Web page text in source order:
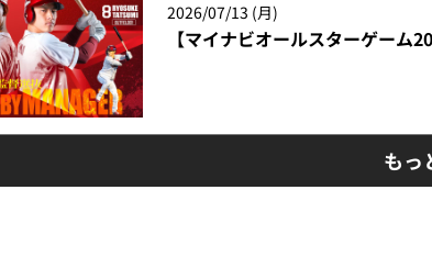
2026/07/13 (月)
【マイナビオールスターゲーム
もっ